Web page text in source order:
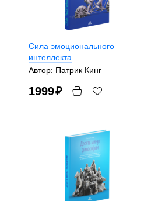
Сила эмоционального
интеллекта
Автор: Патрик Кинг
1999₽